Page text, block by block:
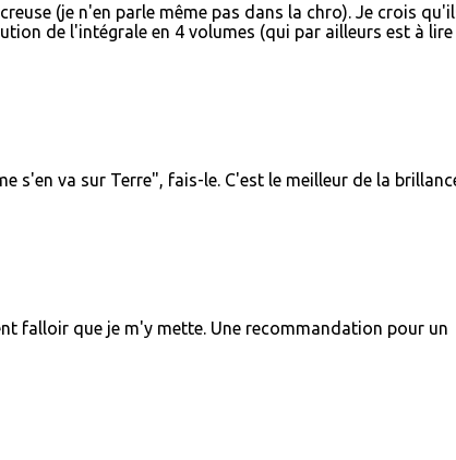
(je n'en parle même pas dans la chro). Je crois
de l'intégrale en 4 volumes (qui par ailleurs est à lire
s'en va sur Terre", fais-le. C'est le meilleur de la
falloir que je m'y mette. Une recommandation pour un